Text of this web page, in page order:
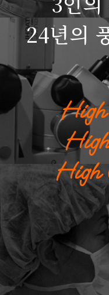
24년의
High